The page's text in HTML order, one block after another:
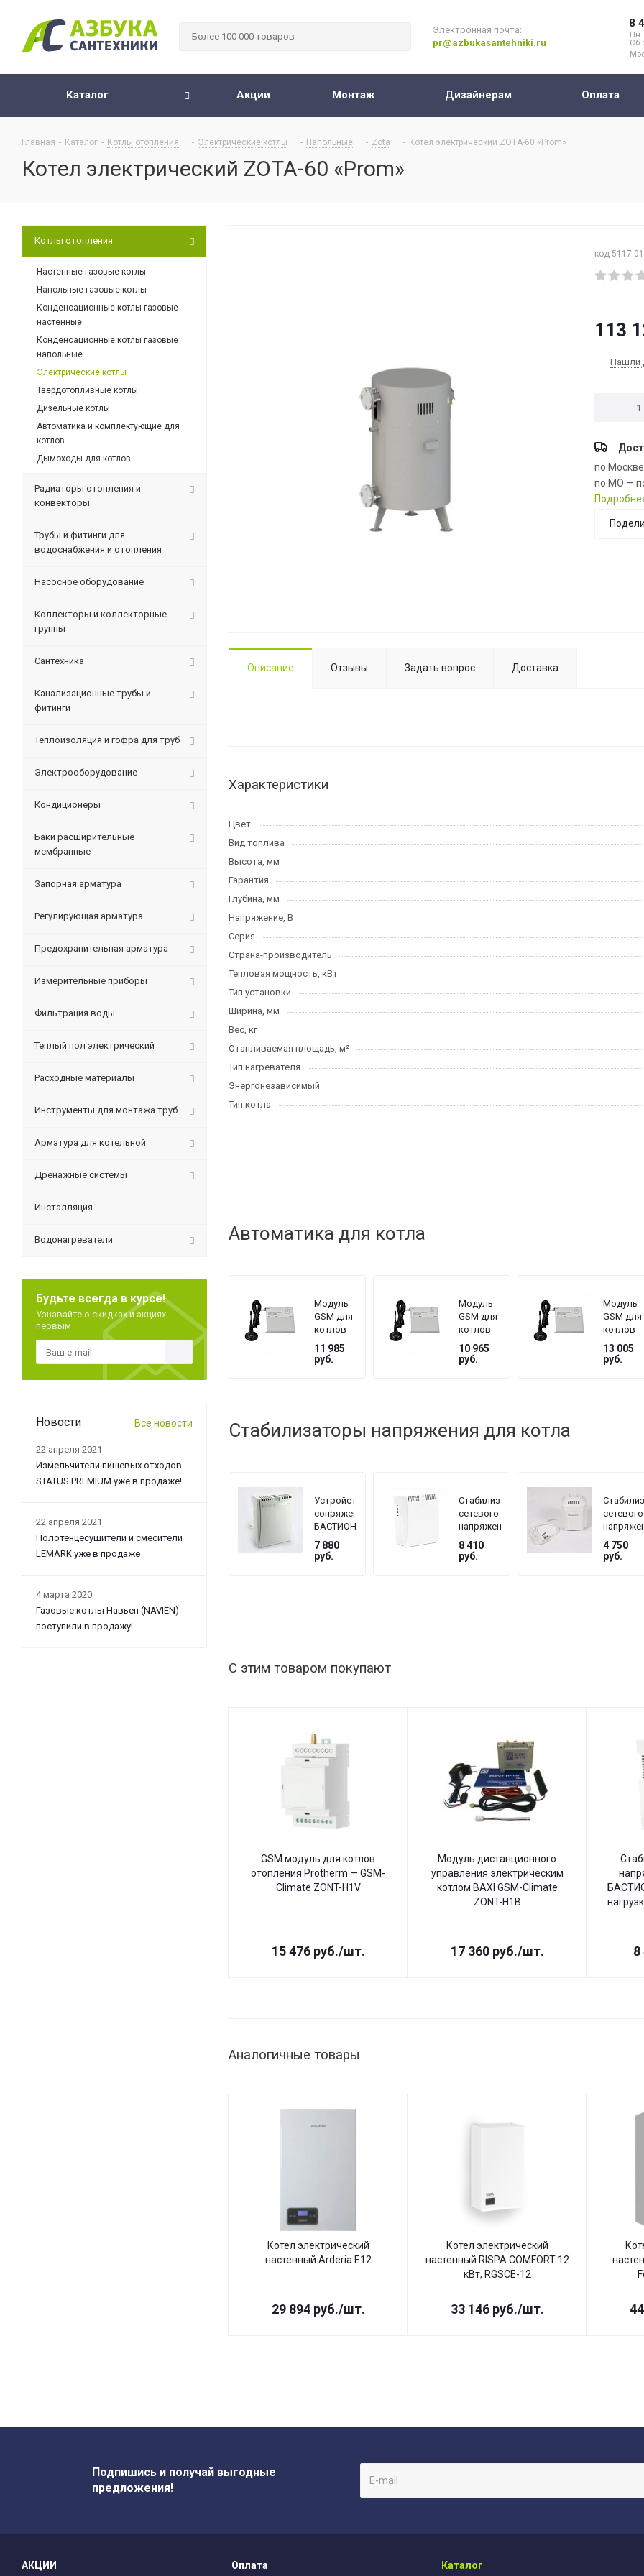
Электронная почта:
pr@azbukasantehniki.ru
8
Сб
Каталог Акции Монтаж Дизайнерам Оплата
Главная - Каталог - Котлы отопления - Электрические котлы - Напольные - Zota - Котел электрический ZOTA-60 «Prom»
Котел электрический ZOTA-60 «Prom»
код 5117-
113
Нашли
по
по МО —
Описание Отзывы Задать вопрос Доставка
Характеристики
Цвет
Вид топлива
Высота, мм
Гарантия
Глубина, мм
Напряжение, В
Серия
Страна-производитель
Тепловая мощность, кВт
Тип установки
Ширина, мм
Вес, кг
Отапливаемая площадь, м²
Тип нагревателя
Энергонезависимый
Тип котла
Автоматика для котла
Модуль
GSM для
котлов
ZOTA
серии
Lux, MK
11 985
руб.
Модуль
GSM для
котлов
ZOTA
серии
Magna
10 965
руб.
Модуль
GSM для
котлов
ZOTA
серии
Pellet,
13 005
руб.
Стабилизаторы напряжения для котла
Устройство
сопряжения
БАСТИОН
TEPLOCOM
GF
7 880
руб.
Стабилизатор
сетевого
напряжения
TEPLOCOM
БАСТИОН
ST-1515
8 410
руб.
сетевого
TEPLOCOM
БАСТИОН
ST
4 750
руб.
С этим товаром покупают
GSM модуль для котлов
отопления Protherm — GSM-
Climate ZONT-H1V
15 476руб./шт.
Модуль дистанционного
управления электрическим
котлом BAXI GSM-Climate
ZONT-H1B
17 360руб./шт. 8
Аналогичные товары
Котел электрический
настенный Arderia E12
29 894руб./шт.
Котел электрический
настенный RISPA COMFORT 12
кВт, RGSCE-12
33 146руб./шт.
Котлы отопления
Настенные газовые котлы
Напольные газовые котлы
Конденсационные котлы газовые
настенные
Конденсационные котлы газовые
напольные
Электрические котлы
Твердотопливные котлы
Дизельные котлы
Автоматика и комплектующие для
котлов
Дымоходы для котлов
Радиаторы отопления и
конвекторы
Трубы и фитинги для
водоснабжения и отопления
Насосное оборудование
Коллекторы и коллекторные
группы
Сантехника
Канализационные трубы и
фитинги
Теплоизоляция и гофра для труб
Электрооборудование
Кондиционеры
Баки расширительные
мембранные
Запорная арматура
Регулирующая арматура
Предохранительная арматура
Измерительные приборы
Фильтрация воды
Теплый пол электрический
Расходные материалы
Инструменты для монтажа труб
Арматура для котельной
Дренажные системы
Инсталляция
Водонагреватели
Будьте всегда в курсе!
Узнавайте о скидках и акциях
первым
Новости Все новости
22 апреля 2021
Измельчители пищевых отходов
STATUS PREMIUM уже в продаже!
22 апреля 2021
Полотенцесушители и смесители
LEMARK уже в продаже
4 марта 2020
Газовые котлы Навьен (NAVIEN)
поступили в продажу!
Подпишись и получай выгодные
предложения!
АКЦИИ Оплата Каталог